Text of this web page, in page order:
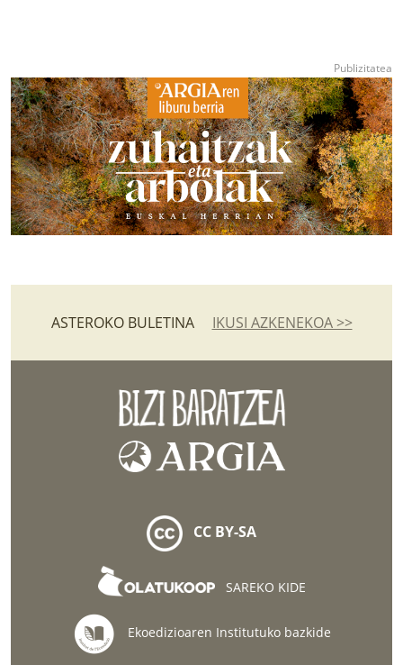
ASTEROKO BULETINA IKUSI AZKENEKOA >>
CC BY-SA
SAREKO KIDE
Ekoedizioaren Institutuko bazkide